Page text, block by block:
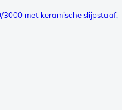
met keramische slijpstaaf,